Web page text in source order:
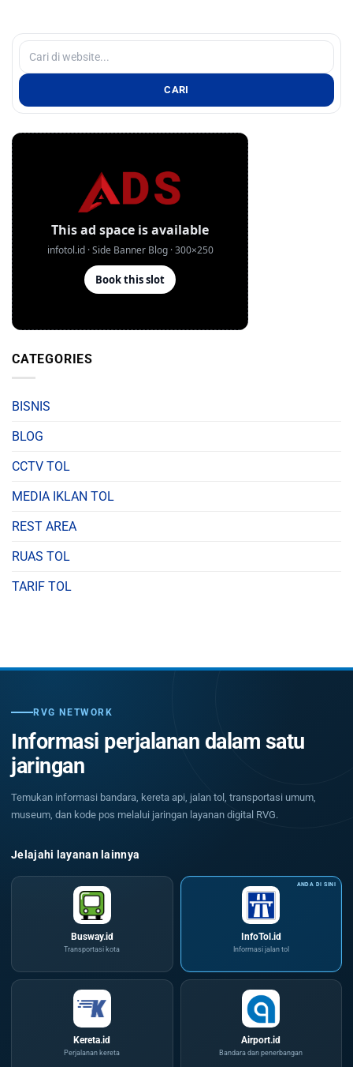
CARI
CATEGORIES
BISNIS
BLOG
CCTV TOL
MEDIA IKLAN TOL
REST AREA
RUAS TOL
TARIF TOL
RVG NETWORK
Informasi perjalanan dalam satu
jaringan
Temukan informasi bandara, kereta api, jalan tol, transportasi umum,
museum, dan kode pos melalui jaringan layanan digital RVG.
Jelajahi layanan lainnya
Busway.id
Transportasi kota
InfoTol.id
Informasi jalan tol
Kereta.id
Perjalanan kereta
Airport.id
Bandara dan penerbangan